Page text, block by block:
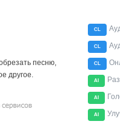
песню,
другое.
CL
CL
CL
AI
AI
AI